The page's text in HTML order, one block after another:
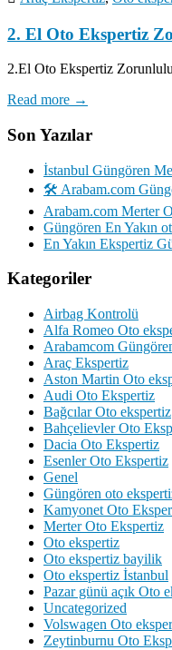
2. El Oto Ekspertiz
2.El Oto Ekspertiz
Read more →
Son Yazılar
İstanbul Güngören
🛠️ Arabam.com
Arabam.com Merter
Güngören En Yakın
En Yakın Ekspertiz
Kategoriler
Airbag Kontrolü
Alfa Romeo Oto
Arabamcom
Araç Ekspertiz
Aston Martin Oto
Audi Oto Ekspertiz
Bağcılar Oto ekspertiz
Bahçelievler Oto
Dacia Oto Ekspertiz
Esenler Oto Ekspertiz
Genel
Güngören oto
Kamyonet Oto
Merter Oto Ekspertiz
Oto ekspertiz
Oto ekspertiz bayilik
Oto ekspertiz İstanbul
Pazar günü açık Oto
Uncategorized
Volswagen Oto
Zeytinburnu Oto